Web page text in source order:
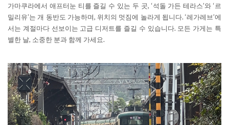
가마쿠라에서 애프터눈 티를 즐길 수 있는 두 곳, ‘석돌 가든 테라스’와 ‘르
밀리유’는 개 동반도 가능하며, 위치의 멋짐에 놀라게 됩니다. ‘레가레브’에
서는 계절마다 선보이는 고급 디저트를 즐길 수 있습니다. 모든 가게는 특
별한 날, 소중한 분과 함께 가세요.